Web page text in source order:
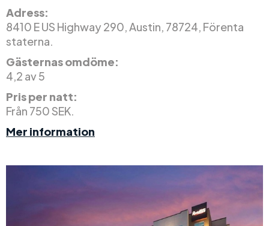
Adress:
8410 E US Highway 290, Austin, 78724, Förenta
staterna.
Gästernas omdöme:
4,2 av 5
Pris per natt:
Från 750 SEK.
Mer information